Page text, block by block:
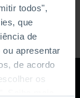
todos",
que
de
apresentar
de acordo
os